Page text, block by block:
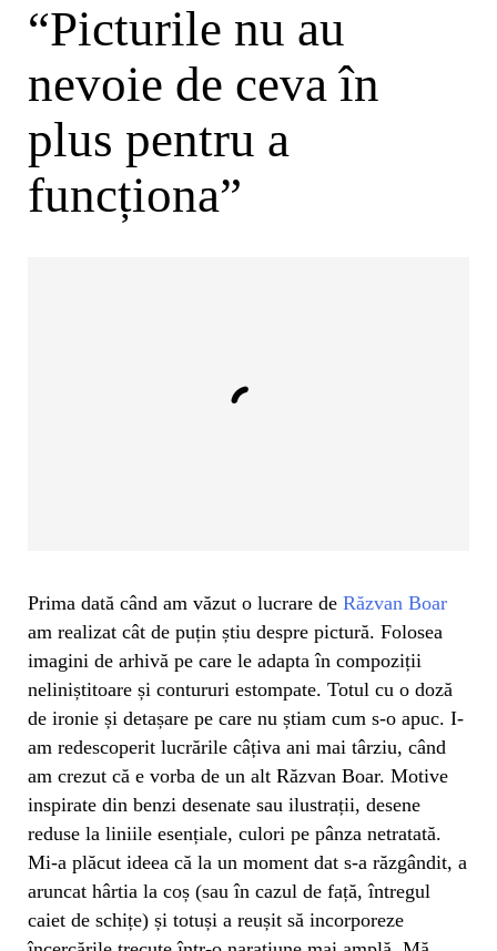
“Picturile nu au
nevoie de ceva în
plus pentru a
funcționa”
Prima dată când am văzut o lucrare de Răzvan Boar
am realizat cât de puțin știu despre pictură. Folosea
imagini de arhivă pe care le adapta în compoziții
neliniștitoare și contururi estompate. Totul cu o doză
de ironie și detașare pe care nu știam cum s-o apuc. I-
am redescoperit lucrările câțiva ani mai târziu, când
am crezut că e vorba de un alt Răzvan Boar. Motive
inspirate din benzi desenate sau ilustrații, desene
reduse la liniile esențiale, culori pe pânza netratată.
Mi-a plăcut ideea că la un moment dat s-a răzgândit, a
aruncat hârtia la coș (sau în cazul de față, întregul
caiet de schițe) și totuși a reușit să incorporeze